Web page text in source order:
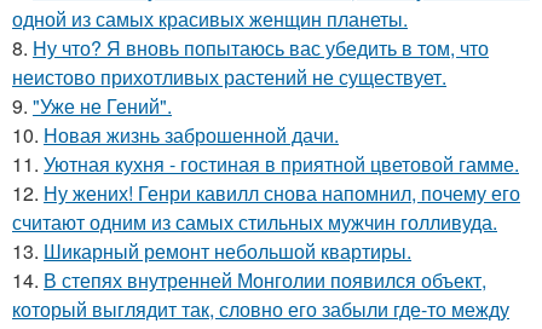
одной из самых красивых женщин планеты.
8. Ну что? Я вновь попытаюсь вас убедить в том, что
неистово прихотливых растений не существует.
9. "Уже не Гений".
10. Новая жизнь заброшенной дачи.
11. Уютная кухня - гостиная в приятной цветовой гамме.
12. Ну жених! Генри кавилл снова напомнил, почему его
считают одним из самых стильных мужчин голливуда.
13. Шикарный ремонт небольшой квартиры.
14. В степях внутренней Монголии появился объект,
который выглядит так, словно его забыли где-то между